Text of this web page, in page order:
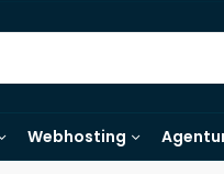
Webhosting